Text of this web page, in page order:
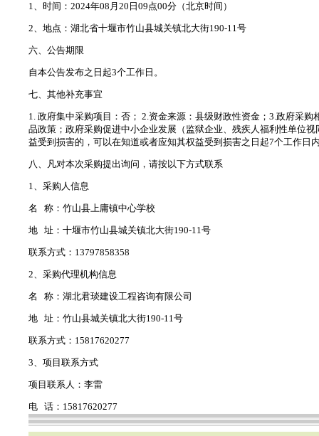
1、时间：2024年08月20日09点00分（北京时间）
2、地点：湖北省十堰市竹山县城关镇北大街190-11号
六、公告期限
自本公告发布之日起3个工作日。
七、其他补充事宜
1. 政府集中采购项目：否； 2.资金来源：县级财政性资金；3.政府采
品政策；政府采购促进中小企业发展（监狱企业、残疾人福利性单位
益受到损害的，可以在知道或者应知其权益受到损害之日起7个工作
八、凡对本次采购提出询问，请按以下方式联系
1、采购人信息
名 称：竹山县上庸镇中心学校
地 址：十堰市竹山县城关镇北大街190-11号
联系方式：13797858358
2、采购代理机构信息
名 称：湖北君琰建设工程咨询有限公司
地 址：竹山县城关镇北大街190-11号
联系方式：15817620277
3、项目联系方式
项目联系人：李雷
电 话：15817620277